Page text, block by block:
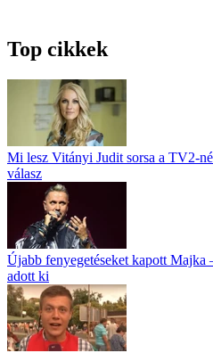
Top cikkek
Mi lesz Vitányi Judit sorsa a TV2-
válasz
Újabb fenyegetéseket kapott Majka
adott ki